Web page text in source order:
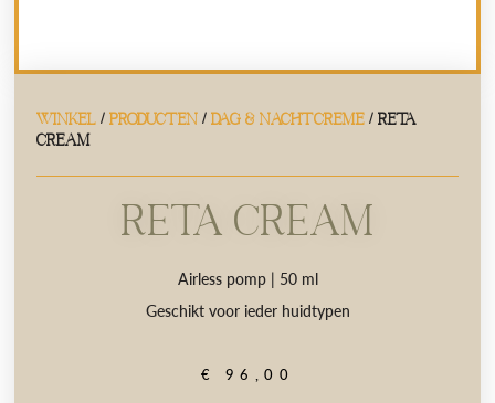
WINKEL /PRODUCTEN /DAG & NACHTCREME / RetA
Cream
RetA Cream
Airless pomp | 50 ml
Geschikt voor ieder huidtypen
€ 96,00